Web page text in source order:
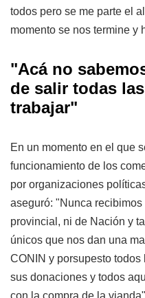
todos pero se me parte el
momento se nos termine y
"Acá no
de salir todas
trabajar"
En un momento en el que
funcionamiento de los
por organizaciones
aseguró: "Nunca
provincial, ni de Nación y
únicos que nos dan una
CONIN y porsupesto
sus donaciones y todos